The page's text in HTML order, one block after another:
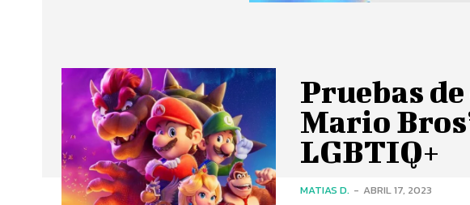
Pruebas
Mario
LGBTIQ+
MATIAS D. - ABRIL 17, 2023